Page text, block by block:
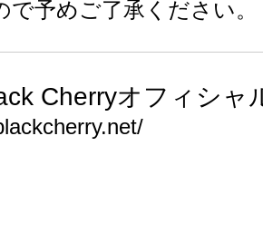
で予めご了承ください。
Cherryオフィシャ